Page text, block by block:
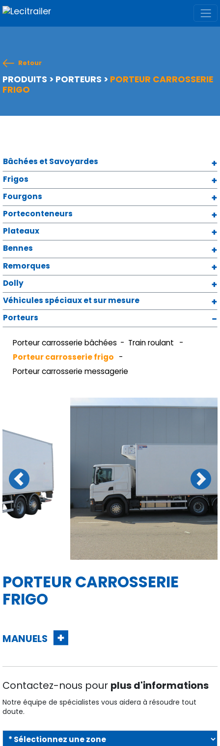
Retour
PRODUITS > PORTEURS > PORTEUR CARROSSERIE
FRIGO
Bâchées et Savoyardes
Frigos
Fourgons
Porteconteneurs
Plateaux
Bennes
Remorques
Dolly
Véhicules spéciaux et sur mesure
Porteurs
Porteur carrosserie bâchées
Train roulant
Porteur carrosserie frigo
Porteur carrosserie messagerie
Previous Next
PORTEUR CARROSSERIE
FRIGO
MANUELS
Contactez-nous pour plus d'informations
Notre équipe de spécialistes vous aidera à résoudre tout
doute.